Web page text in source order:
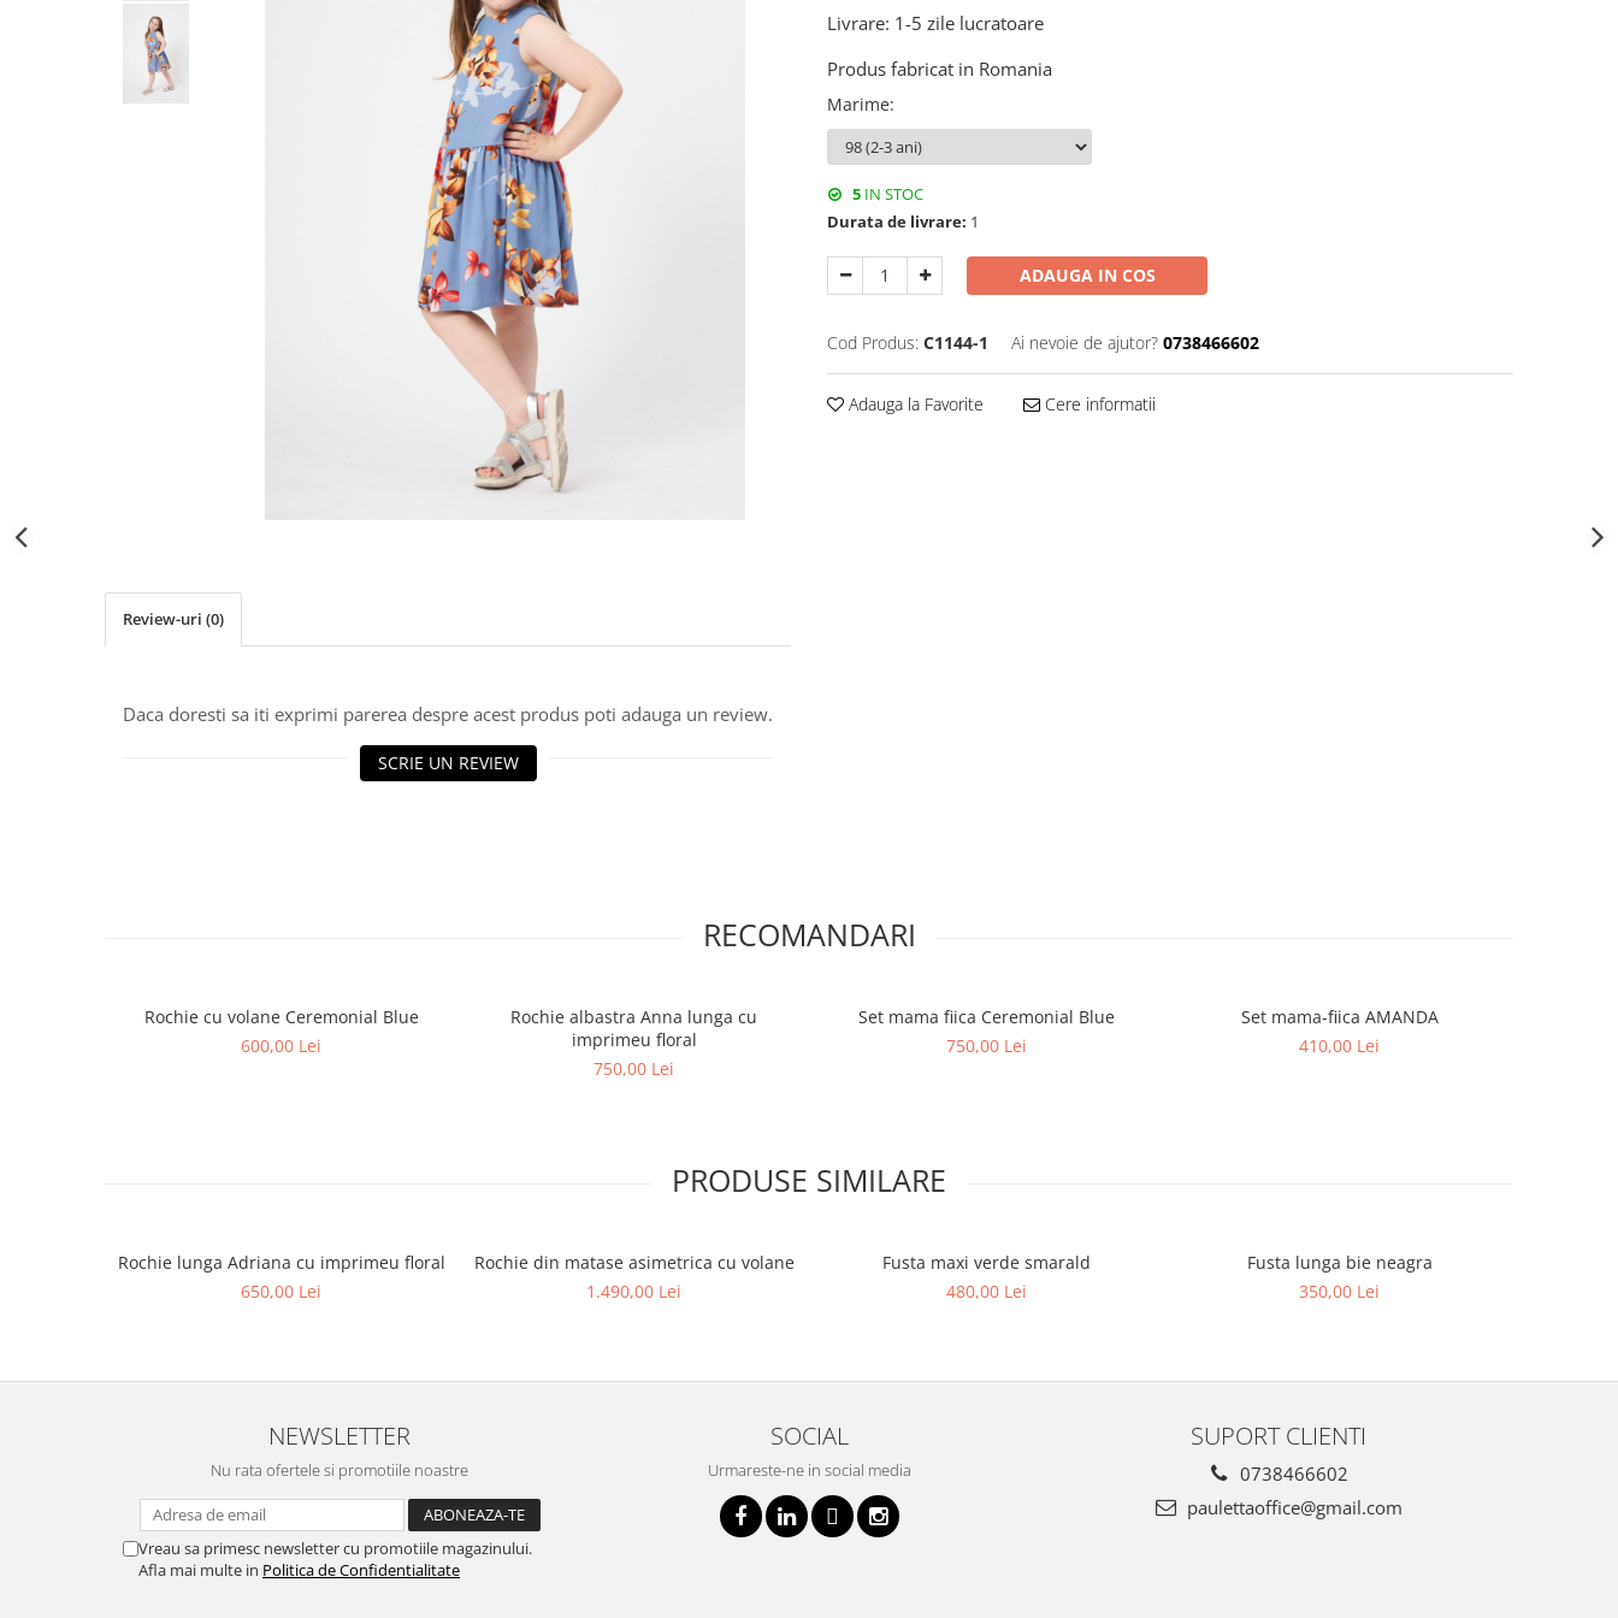
Livrare: 1-5 zile lucratoare
Produs fabricat in Romania
Marime:
5 IN STOC
Durata de livrare: 1
ADAUGA IN COS
Cod Produs: C1144-1 Ai nevoie de ajutor? 0738466602
Adauga la Favorite Cere informatii
Review-uri (0)
Daca doresti sa iti exprimi parerea despre acest produs poti adauga un review.
SCRIE UN REVIEW
RECOMANDARI
Rochie cu volane Ceremonial Blue
600,00 Lei
Rochie albastra Anna lunga cu
imprimeu floral
750,00 Lei
Set mama fiica Ceremonial Blue
750,00 Lei
Set mama-fiica AMANDA
410,00 Lei
PRODUSE SIMILARE
Rochie lunga Adriana cu imprimeu floral
650,00 Lei
Rochie din matase asimetrica cu volane
1.490,00 Lei
Fusta maxi verde smarald
480,00 Lei
Fusta lunga bie neagra
350,00 Lei
NEWSLETTER
Nu rata ofertele si promotiile noastre
Vreau sa primesc newsletter cu promotiile magazinului.
Afla mai multe in Politica de Confidentialitate
SOCIAL
Urmareste-ne in social media
SUPORT CLIENTI
0738466602
paulettaoffice@gmail.com